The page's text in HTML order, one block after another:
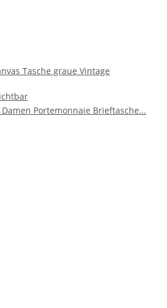
Tasche graue Vintage